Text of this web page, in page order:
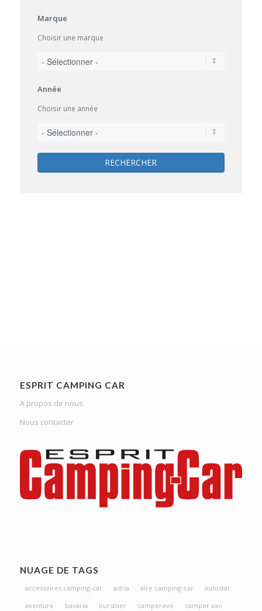
Marque
Choisir une marque
Année
Choisir une année
RECHERCHER
ESPRIT CAMPING CAR
A propos de nous
Nous contacter
NUAGE DE TAGS
accessoires camping-car adria aire camping-car
autostar
aventure
bavaria burstner campereve
camper van